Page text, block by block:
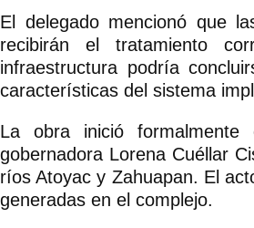
El delegado mencionó que
recibirán el tratamiento
infraestructura podría
características del sistema
La obra inició
gobernadora Lorena Cuéllar
ríos Atoyac y Zahuapan. El
generadas en el complejo.